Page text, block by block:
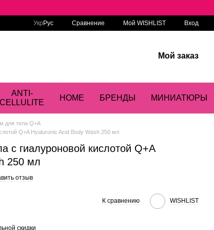
Укр Рус Сравнение Мой WISHLIST Вход
Мой заказ
ANTI-
CELLULITE
HOME БРЕНДЫ МИНИАТЮРЫ
для тела Q+A
Q+A Hyaluronic Acid Body Wash 250 мл
с гиалуроновой кислотой Q+A
250 мл
отзыв
К сравнению WISHLIST
скидки